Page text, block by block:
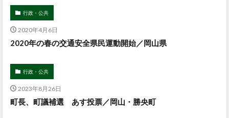
行政・公共
2020年4月6日
2020年の春の交通安全県民運動開始／岡山県
行政・公共
2023年8月26日
町長、町議補選 あす投票／岡山・勝央町